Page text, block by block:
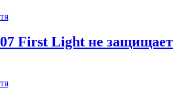
First Light не защищает